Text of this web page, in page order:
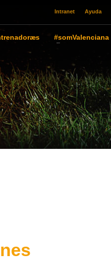
Intranet Ayuda
#somValenciana